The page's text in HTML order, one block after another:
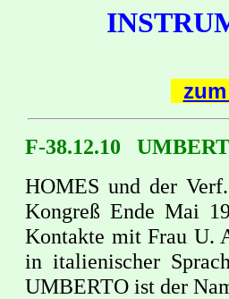
F-38.12.10
HOMES und der
Kongreß Ende Mai
Kontakte mit Frau U.
in italieni­scher
UMBERTO ist der